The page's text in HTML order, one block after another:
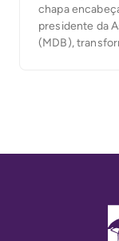
chapa
presidente da
(MDB),